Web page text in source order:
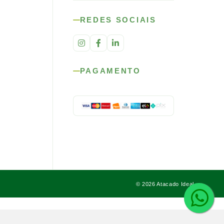
REDES SOCIAIS
PAGAMENTO
© 2026 Atacado Ideal